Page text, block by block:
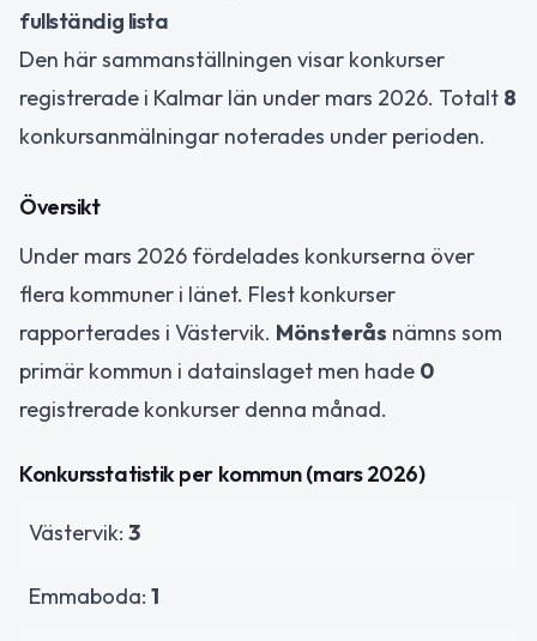
fullständig lista
Den här sammanställningen visar konkurser
registrerade i Kalmar län under mars 2026. Totalt 8
konkursanmälningar noterades under perioden.
Översikt
Under mars 2026 fördelades konkurserna över
flera kommuner i länet. Flest konkurser
rapporterades i Västervik. Mönsterås nämns som
primär kommun i datainslaget men hade 0
registrerade konkurser denna månad.
Konkursstatistik per kommun (mars 2026)
Västervik: 3
Emmaboda: 1